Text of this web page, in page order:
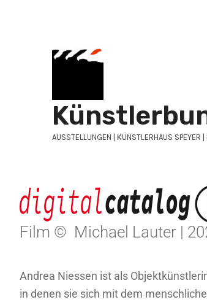
AUSSTELLUNGEN | KÜNSTLERHAUS SPEYER
Film © Michael Lauter |
Andrea Niessen ist als
in denen sie sich mit dem